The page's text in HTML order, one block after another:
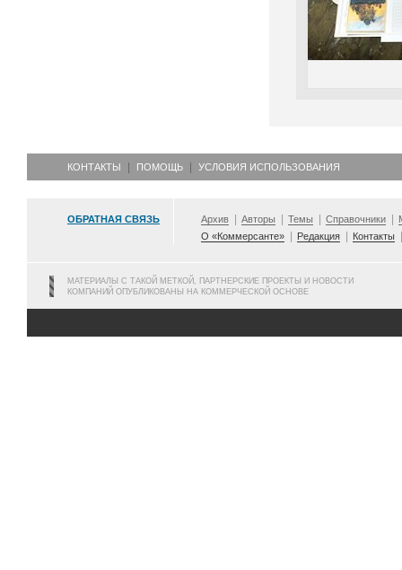
КОНТАКТЫ ПОМОЩЬ УСЛОВИЯ ИСПОЛЬЗОВАНИЯ
ОБРАТНАЯ СВЯЗЬ Архив Авторы Темы Справочники
О «Коммерсанте»
Редакция Контакты
МАТЕРИАЛЫ С ТАКОЙ МЕТКОЙ, ПАРТНЕРСКИЕ ПРОЕКТЫ И НОВОСТИ
КОМПАНИЙ ОПУБЛИКОВАНЫ НА КОММЕРЧЕСКОЙ ОСНОВЕ